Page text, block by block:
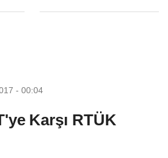
- 00:04
Karşı RTÜK